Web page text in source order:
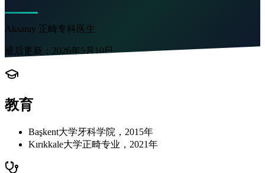
Aksaray 正畸专科医生
最后更新： 2026年5月10日
教育
Başkent大学牙科学院，2015年
Kırıkkale大学正畸专业，2021年